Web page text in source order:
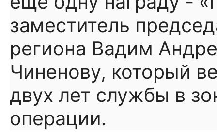
заместитель
региона Вадим
Чиненову, который
двух лет службы в
операции.